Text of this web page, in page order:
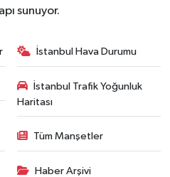
sunuyor.
İstanbul Hava Durumu
İstanbul Trafik Yoğunluk
Haritası
Tüm Manşetler
Haber Arşivi